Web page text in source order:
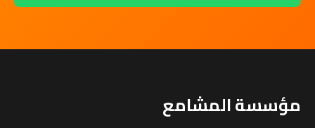
مؤسسة المشامع